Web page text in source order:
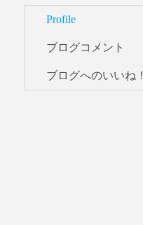
Profile
ブログコメント
ブログへのいいね！